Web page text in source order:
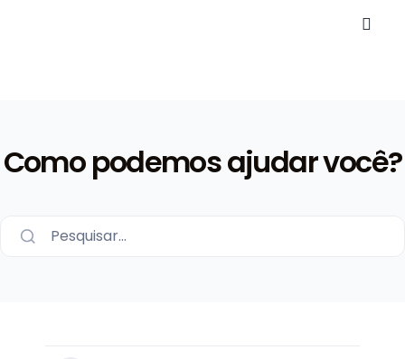
Como podemos ajudar você?
Pesquisar...